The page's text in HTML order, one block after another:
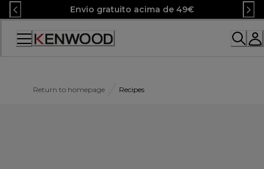
Skip
to
Content
Envio gratuito acima de 49€
Return to homepage Recipes